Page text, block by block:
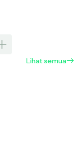
Lihat semua